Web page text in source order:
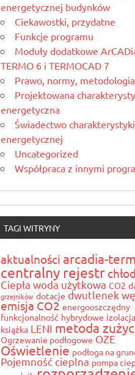
energetycznej budynków
Ciekawostki, przydatne
Funkcje programu
Moduły dodatkowe
TERMO 6 i TERMOCAD 7
Prawo, normy, metodologia
Projektowana
energetyczna
Świadectwo charakterystyki
energetycznej
Uncategorized
Współpraca z innymi
TAGI WITRYNY
aktualności arcadia-
centralny rejestr
Ciepła woda użytkowa CO2
grzejników dotacje dwutlenek
emisja CO2 energooszczędny
funkcjonalność hybrydowe izolacja
książka LENI metoda
Ogrzewanie podłogowe OZE
Oświetlenie podłoga na
Pojemność cieplna pompa